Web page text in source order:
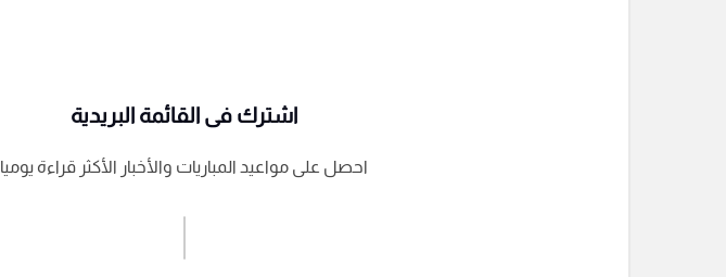
إرسال تعليق
اشترك فى القائمة البريدية
احصل على مواعيد المباريات والأخبار الأكثر قراءة يوميا